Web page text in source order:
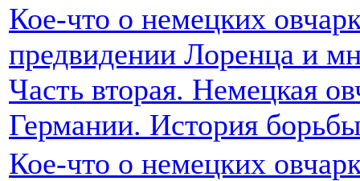
Кое-что о немецких
предвидении Лоренца и
Часть вторая. Немецкая
Германии. История
Кое-что о немецких